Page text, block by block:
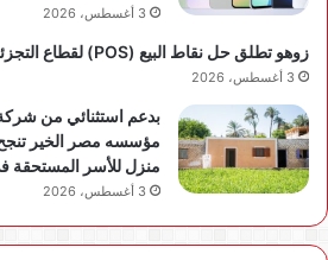
3 أغسطس، 2026
زوهو تطلق حل نقاط البيع (POS) لقطاع التجزئة في دول الخليج
3 أغسطس، 2026
بدعم استثنائي من
مؤسسه مصر الخير
منزل للأسر المستحقة في 10
3 أغسطس، 2026